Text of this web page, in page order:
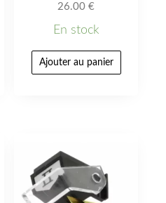
26.00€
En stock
Ajouter au panier